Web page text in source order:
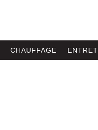
CHAUFFAGE